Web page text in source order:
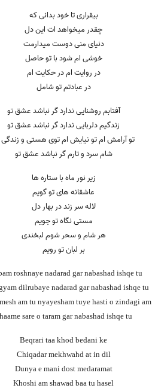
بیقراری تا خود بدانی که
چقدر میخواهد ات این دل
دنیای منی دوست میدارمت
خوشی ام شود با تو حاصل
در روایت ام در حکایت ام
در عبادتم تو شامل
آفتابم روشنایی ندارد گر نباشد عشق تو
زندگیم دلربایی ندارد گر نباشد عشق تو
تو آرامش ام تو نیایش ام توی هستی و
شام سرد و تارم گر نباشد عشق تو
زیر نور ماه با ستاره ها
عاشقانه های تو گویم
لاله سر زند در بهار دل
مستی نگاه تو جویم
هر شام و سحر شوم لبخندی
بر لبان تو رویم
roshnaye nadarad gar nabashad ishqe tu
dilrubaye nadarad gar nabashad ishqe tu
am tu nyayesham tuye hasti o zindagi am
sare o taram gar nabashad ishqe tu
Beqrari taa khod bedani ke
Chiqadar mekhwahd at in dil
Dunya e mani dost medaramat
Khoshi am shawad baa tu hasel